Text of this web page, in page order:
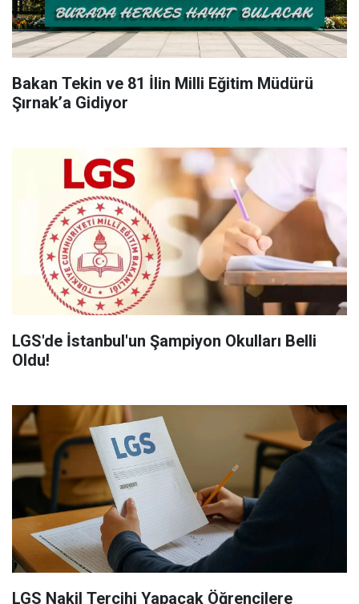
Bakan Tekin ve 81 İlin Milli Eğitim Müdürü
Şırnak’a Gidiyor
LGS'de İstanbul'un Şampiyon Okulları Belli
Oldu!
LGS Nakil Tercihi Yapacak Öğrencilere